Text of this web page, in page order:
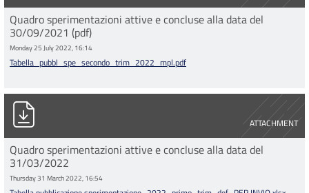
Quadro sperimentazioni attive e concluse alla data del
30/09/2021 (pdf)
Monday 25 July 2022, 16:14
Tabella_pubbl_spe_secondo_trim_2022_mpl.pdf
ATTACHMENT
Tabella pubblicazione
Quadro sperimentazioni attive e concluse alla data del
31/03/2022
Thursday 31 March 2022, 16:54